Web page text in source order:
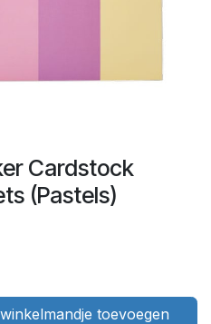
Cardstock
(Pastels)
toevoegen